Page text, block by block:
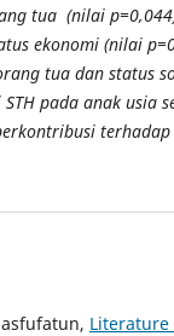
tua (nilai
ekonomi (nilai
tua dan status
pada anak usia
Literature